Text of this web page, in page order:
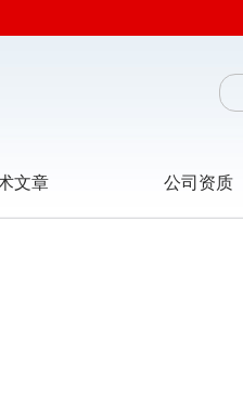
文章 公司资质